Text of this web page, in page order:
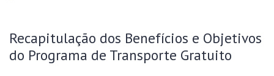
Recapitulação dos Benefícios e Objetivos
do Programa de Transporte Gratuito